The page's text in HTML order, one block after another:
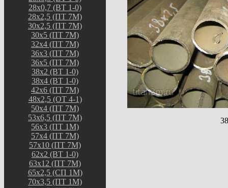
28х0,7 (ВТ 1-0)
28х2,5 (ПТ 7М)
30х2,5 (ПТ 7М)
30х5 (ПТ 7М)
32х4 (ПТ 7М)
36х3 (ПТ 7М)
36х5 (ПТ 7М)
38х2 (ВТ 1-0)
38х4 (ВТ 1-0)
42х6 (ПТ 7М)
48х2,5 (ОТ 4-1)
50х4 (ПТ 7М)
53х6,5 (ПТ 7М)
56х3 (ПТ 1М)
57х4 (ПТ 7М)
57х10 (ПТ 7М)
62х2 (ВТ 1-0)
63х12 (ПТ 7М)
65х2,5 (СП 1М)
70х3,5 (ПТ 1М)